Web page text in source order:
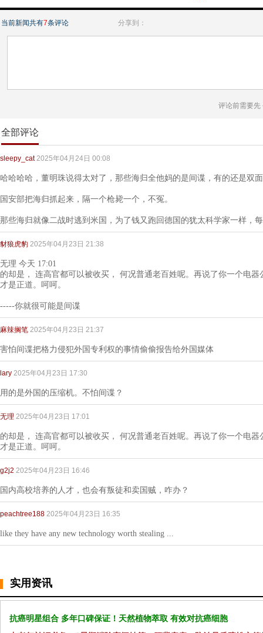
当前新闻共有7条评论 分享到：
评论前需要先
全部评论
sleepy_cat 2025年04月24日 00:08
哈哈哈哈，董明珠说得太对了，那些海归全他妈的是间谍，有的还是双
国安部把海归抓起来，隔一个枪毙一个，不冤。
那些海归就像二战时逃到米国，为了钱又跑回德国的犹太科学家一样，
豺狼虎豹 2025年04月23日 21:38
无理 今天 17:01
的却是， 连高官都可以被收买， 何况普通老百姓呢。再说了你一个电
才是正道。呵呵。
-----你就很可能是间谍
麻辣搁笔 2025年04月23日 21:37
害怕间谍把格力侵犯外国专利权的事情偷偷报告给外国媒体
lary 2025年04月23日 17:30
用的是外国的压缩机。不怕间谍？
无理 2025年04月23日 17:01
的却是， 连高官都可以被收买， 何况普通老百姓呢。再说了你一个电
才是正道。呵呵。
g2j2 2025年04月23日 16:46
国内高校培养的人才，也会有叛徒和卖国贼，咋办？
peachtree188 2025年04月23日 16:35
like they have any new technology worth stealing ...
实用资讯
抗癌明星组合 多年口碑保证！天然植物萃取 有效对抗癌细胞